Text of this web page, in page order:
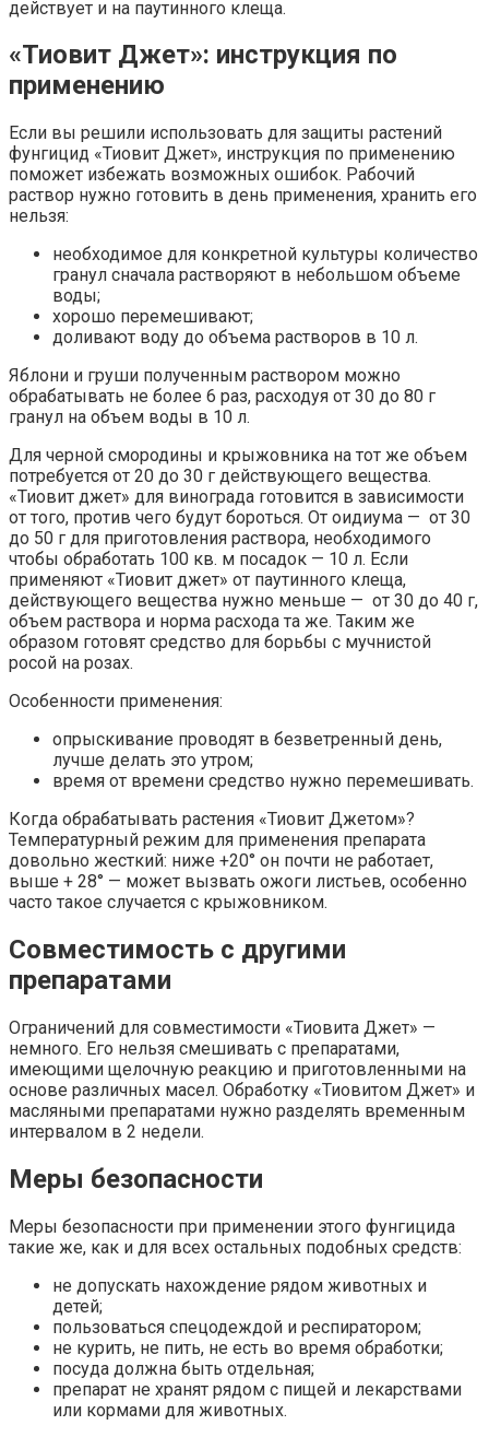
действует и на паутинного клеща.
«Тиовит Джет»: инструкция по
применению
Если вы решили использовать для защиты растений
фунгицид «Тиовит Джет», инструкция по применению
поможет избежать возможных ошибок. Рабочий
раствор нужно готовить в день применения, хранить его
нельзя:
необходимое для конкретной культуры количество
гранул сначала растворяют в небольшом объеме
воды;
хорошо перемешивают;
доливают воду до объема растворов в 10 л.
Яблони и груши полученным раствором можно
обрабатывать не более 6 раз, расходуя от 30 до 80 г
гранул на объем воды в 10 л.
Для черной смородины и крыжовника на тот же объем
потребуется от 20 до 30 г действующего вещества.
«Тиовит джет» для винограда готовится в зависимости
от того, против чего будут бороться. От оидиума — от 30
до 50 г для приготовления раствора, необходимого
чтобы обработать 100 кв. м посадок — 10 л. Если
применяют «Тиовит джет» от паутинного клеща,
действующего вещества нужно меньше — от 30 до 40 г,
объем раствора и норма расхода та же. Таким же
образом готовят средство для борьбы с мучнистой
росой на розах.
Особенности применения:
опрыскивание проводят в безветренный день,
лучше делать это утром;
время от времени средство нужно перемешивать.
Когда обрабатывать растения «Тиовит Джетом»?
Температурный режим для применения препарата
довольно жесткий: ниже +20° он почти не работает,
выше + 28° — может вызвать ожоги листьев, особенно
часто такое случается с крыжовником.
Совместимость с другими
препаратами
Ограничений для совместимости «Тиовита Джет» —
немного. Его нельзя смешивать с препаратами,
имеющими щелочную реакцию и приготовленными на
основе различных масел. Обработку «Тиовитом Джет» и
масляными препаратами нужно разделять временным
интервалом в 2 недели.
Меры безопасности
Меры безопасности при применении этого фунгицида
такие же, как и для всех остальных подобных средств:
не допускать нахождение рядом животных и
детей;
пользоваться спецодеждой и респиратором;
не курить, не пить, не есть во время обработки;
посуда должна быть отдельная;
препарат не хранят рядом с пищей и лекарствами
или кормами для животных.